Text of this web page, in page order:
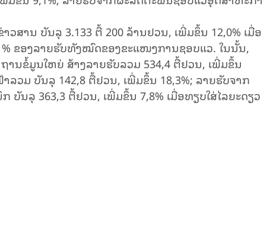
ສານ ບັນລຸ 3.133 ຕື້ 200 ລ້ານຢວນ, ເພີ່ມຂຶ້ນ 12,0% ເມື່ອ
ຂອງລາຍຮັບ​ທັງ​ໝົດ​ຂອງຂະ​ແໜງ​ການຊອບ​ແວ. ໃນນັ້ນ,
ນຂໍ້ມູນໃຫຍ່ ສ້າງລາຍຮັບລວມ 534,4 ຕື້ຢວນ, ເພີ່ມຂຶ້ນ
ວມ ​ບັນ​ລຸ 142,8 ຕື້ຢວນ, ເພີ່ມຂຶ້ນ 18,3%; ລາຍຮັບຈາກ
ບັນ​ລຸ 363,3 ຕື້ຢວນ, ເພີ່ມຂຶ້ນ 7,8% ເມື່ອທຽບໃສ່​ໄລ​ຍະ​ດຽວ​